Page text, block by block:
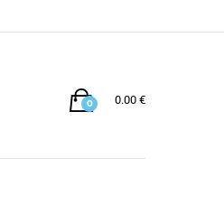
0 0.00 €